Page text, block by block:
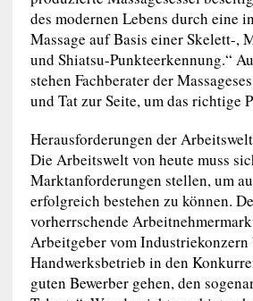
des modernen Lebens durch eine
Massage auf Basis einer Skelett-,
und Shiatsu-Punkteerkennung.“
stehen Fachberater der
und Tat zur Seite, um das richtige
Herausforderungen der Arbeitswelt
Die Arbeitswelt von heute muss
Marktanforderungen stellen, um
erfolgreich bestehen zu können.
vorherrschende
Arbeitgeber vom Industriekonzern
Handwerksbetrieb in den
guten Bewerber gehen, den